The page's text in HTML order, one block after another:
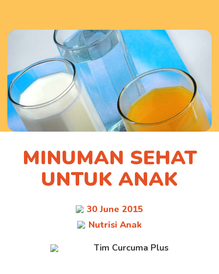
MINUMAN SEHAT
UNTUK ANAK
30 June 2015
Nutrisi Anak
Tim Curcuma Plus